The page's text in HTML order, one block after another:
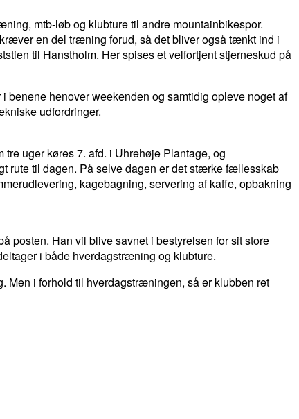
mtb-løb og klubture til andre mountainbikespor.
en del træning forud, så det bliver også tænkt ind i
til Hanstholm. Her spises et velfortjent stjerneskud på
benene henover weekenden og samtidig opleve noget af
udfordringer.
uger køres 7. afd. i Uhrehøje Plantage, og
rute til dagen. På selve dagen er det stærke fællesskab
kagebagning, servering af kaffe, opbakning
posten. Han vil blive savnet i bestyrelsen for sit store
i både hverdagstræning og klubture.
Men i forhold til hverdagstræningen, så er klubben ret